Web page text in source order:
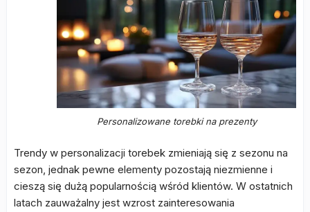
Personalizowane torebki na prezenty
Trendy w personalizacji torebek zmieniają się z sezonu na
sezon, jednak pewne elementy pozostają niezmienne i
cieszą się dużą popularnością wśród klientów. W ostatnich
latach zauważalny jest wzrost zainteresowania